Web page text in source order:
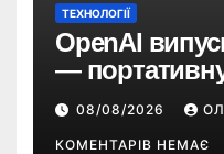
ТЕХНОЛОГІЇ
OpenAI
—
ChatGPT,
понад $300
08/08/2026
КОМЕНТАРІВ НЕМАЄ